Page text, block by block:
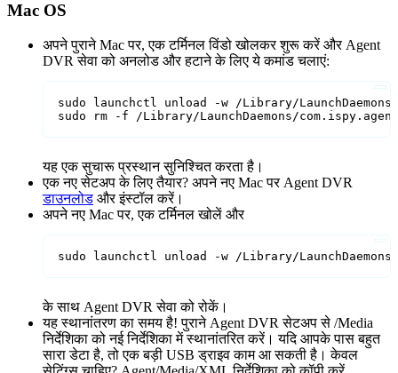
Mac OS
अपने पुराने Mac पर, एक टर्मिनल विंडो खोलकर शुरू करें और Agent
DVR सेवा को अनलोड और हटाने के लिए ये कमांड चलाएं:
sudo launchctl unload -w /Library/
sudo rm -f /Library/LaunchDaemons/
यह एक सुचारू प्रस्थान सुनिश्चित करता है।
एक नए सेटअप के लिए तैयार? अपने नए Mac पर Agent DVR
डाउनलोड और इंस्टॉल करें।
अपने नए Mac पर, एक टर्मिनल खोलें और
sudo launchctl unload -w /Library/
के साथ Agent DVR सेवा को रोकें।
यह स्थानांतरण का समय है! पुराने Agent DVR सेटअप से /Media
निर्देशिका को नई निर्देशिका में स्थानांतरित करें। यदि आपके पास बहुत
सारा डेटा है, तो एक बड़ी USB ड्राइव काम आ सकती है। केवल